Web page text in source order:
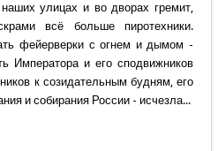
улицах и во дворах гремит,
всё больше пиротехники.
фейерверки с огнем и дымом -
Императора и его сподвижников
к созидательным будням, его
и собирания России - исчезла...
- Оплот православия на